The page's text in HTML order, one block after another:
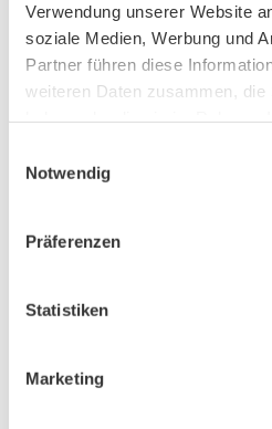
Verwendung unserer Website
soziale Medien, Werbung und
Partner führen diese
weiteren Daten zusammen, die
Notwendig
Präferenzen
Statistiken
Marketing
BN MÜNCHEN AUF
AKTIV IN STADT UND